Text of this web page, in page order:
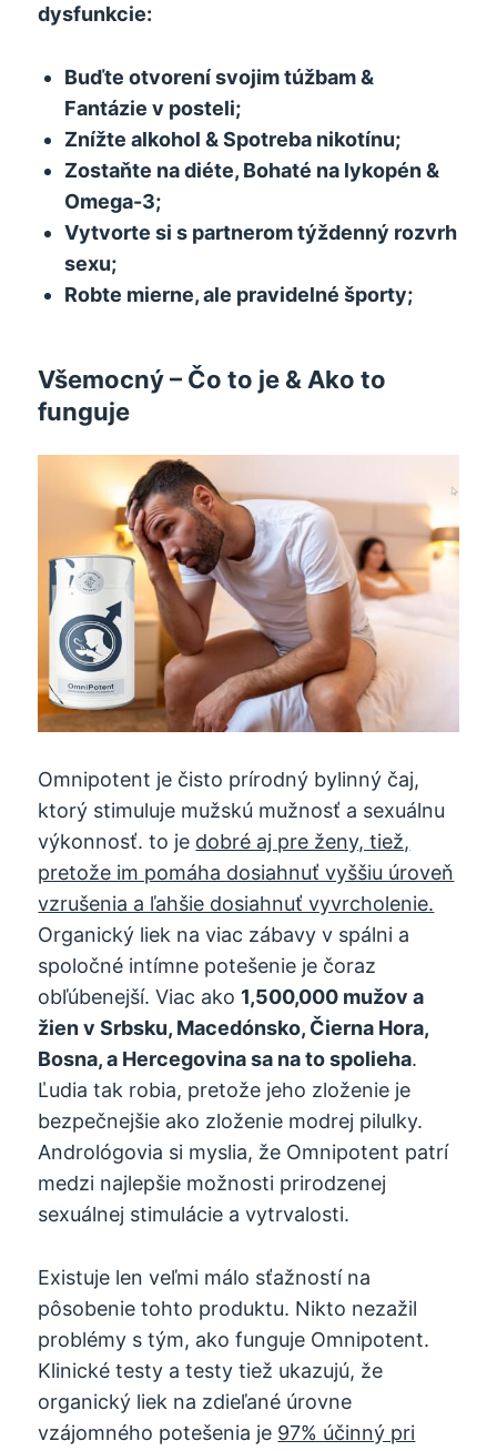
dysfunkcie:
Buďte otvorení svojim túžbam &
Fantázie v posteli;
Znížte alkohol & Spotreba nikotínu;
Zostaňte na diéte, Bohaté na lykopén &
Omega-3;
Vytvorte si s partnerom týždenný rozvrh
sexu;
Robte mierne, ale pravidelné športy;
Všemocný – Čo to je & Ako to
funguje
Omnipotent je čisto prírodný bylinný čaj,
ktorý stimuluje mužskú mužnosť a sexuálnu
výkonnosť. to je dobré aj pre ženy, tiež,
pretože im pomáha dosiahnuť vyššiu úroveň
vzrušenia a ľahšie dosiahnuť vyvrcholenie.
Organický liek na viac zábavy v spálni a
spoločné intímne potešenie je čoraz
obľúbenejší. Viac ako 1,500,000 mužov a
žien v Srbsku, Macedónsko, Čierna Hora,
Bosna, a Hercegovina sa na to spolieha.
Ľudia tak robia, pretože jeho zloženie je
bezpečnejšie ako zloženie modrej pilulky.
Andrológovia si myslia, že Omnipotent patrí
medzi najlepšie možnosti prirodzenej
sexuálnej stimulácie a vytrvalosti.
Existuje len veľmi málo sťažností na
pôsobenie tohto produktu. Nikto nezažil
problémy s tým, ako funguje Omnipotent.
Klinické testy a testy tiež ukazujú, že
organický liek na zdieľané úrovne
vzájomného potešenia je 97% účinný pri